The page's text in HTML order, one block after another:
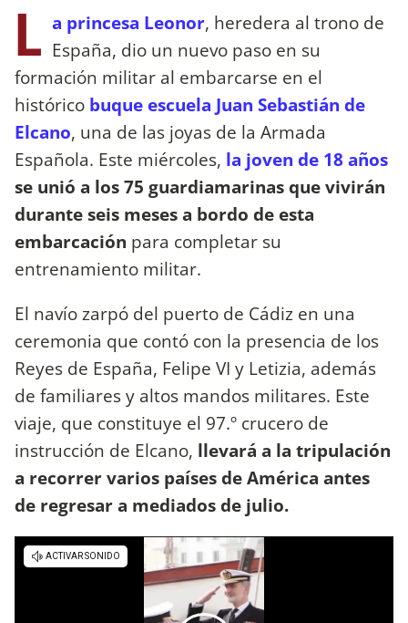
L a princesa Leonor, heredera al trono de
España, dio un nuevo paso en su
formación militar al embarcarse en el
histórico buque escuela Juan Sebastián de
Elcano, una de las joyas de la Armada
Española. Este miércoles, la joven de 18 años
se unió a los 75 guardiamarinas que vivirán
durante seis meses a bordo de esta
embarcación para completar su
entrenamiento militar.
El navío zarpó del puerto de Cádiz en una
ceremonia que contó con la presencia de los
Reyes de España, Felipe VI y Letizia, además
de familiares y altos mandos militares. Este
viaje, que constituye el 97.º crucero de
instrucción de Elcano, llevará a la tripulación
a recorrer varios países de América antes
de regresar a mediados de julio.